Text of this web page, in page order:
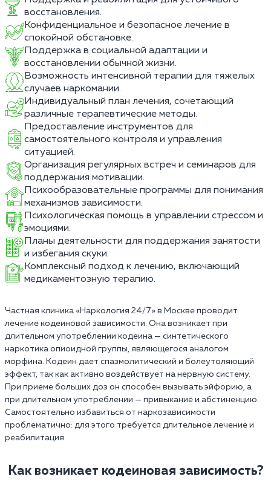
восстановления.
Конфиденциальное и безопасное лечение в
спокойной обстановке.
Поддержка в социальной адаптации и
восстановлении обычной жизни.
Возможность интенсивной терапии для тяжелых
случаев наркомании.
Индивидуальный план лечения, сочетающий
различные терапевтические методы.
Предоставление инструментов для
самостоятельного контроля и управления
ситуацией.
Организация регулярных встреч и семинаров для
поддержания мотивации.
Психообразовательные программы для понимания
механизмов зависимости.
Психологическая помощь в управлении стрессом и
эмоциями.
Планы деятельности для поддержания занятости
и избегания скуки.
Комплексный подход к лечению, включающий
медикаментозную терапию.
Частная клиника «Наркология 24/7» в Москве проводит
лечение кодеиновой зависимости. Она возникает при
длительном употреблении кодеина — синтетического
наркотика опиоидной группы, являющегося аналогом
морфина. Кодеин дает спазмолитический и болеутоляющий
эффект, так как активно воздействует на нервную систему.
При приеме больших доз он способен вызывать эйфорию, а
при длительном употреблении — привыкание и абстиненцию.
Самостоятельно избавиться от наркозависимости
проблематично: для этого требуется длительное лечение и
реабилитация.
Как возникает кодеиновая зависимость?